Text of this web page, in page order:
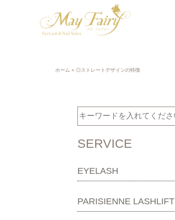
ホーム » ◎ストレートデザインの特徴
SERVICE
EYELASH
PARISIENNE LASHLIFT